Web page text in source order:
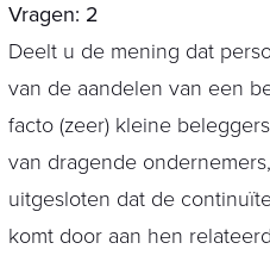
Vragen: 2
Deelt u de mening dat
van de aandelen van een
facto (zeer) kleine
van dragende
uitgesloten dat de
komt door aan hen